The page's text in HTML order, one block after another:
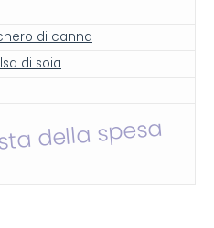
di canna
di soia
della spesa